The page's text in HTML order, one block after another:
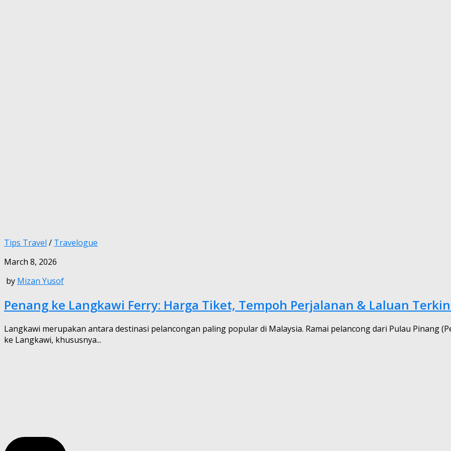
Tips Travel / Travelogue
March 8, 2026
by Mizan Yusof
Penang ke Langkawi Ferry: Harga Tiket, Tempoh Perjalanan & Laluan
Langkawi merupakan antara destinasi pelancongan paling popular di Malaysia. Ramai pelancong dari Pulau Pinang
ke Langkawi, khususnya...